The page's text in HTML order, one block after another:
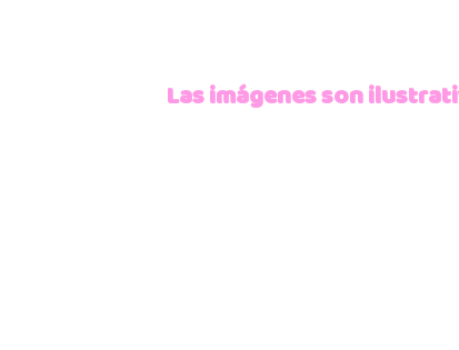
Las imágenes son